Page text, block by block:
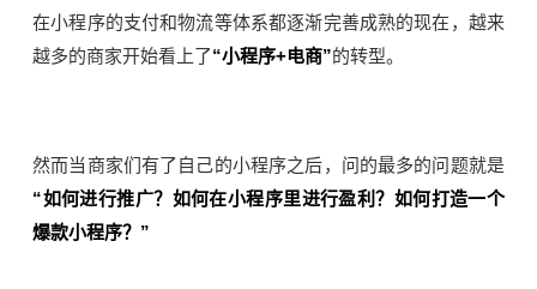
在小程序的支付和物流等体系都逐渐完善成熟的现在，越来
越多的商家开始看上了“小程序+电商”的转型。
然而当商家们有了自己的小程序之后，问的最多的问题就是
“如何进行推广？如何在小程序里进行盈利？如何打造一个
爆款小程序？”